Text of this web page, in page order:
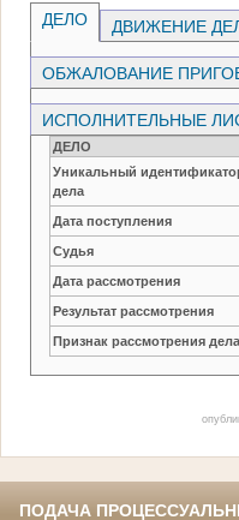
ДЕЛО ДВИЖЕНИЕ
ОБЖАЛОВАНИЕ
ИСПОЛНИТЕЛЬНЫЕ
ДЕЛО
Уникальный
дела
Дата поступления
Судья
Дата рассмотрения
Результат рассмотрения
Признак рассмотрения дела
ПОДАЧА